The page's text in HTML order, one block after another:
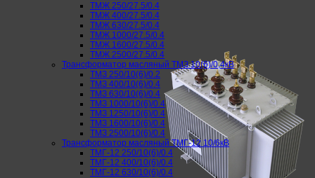
ТМЖ 250/27.5/0.4
ТМЖ 400/27.5/0.4
ТМЖ 630/27.5/0.4
ТМЖ 1000/27.5/0.4
ТМЖ 1600/27.5/0.4
ТМЖ 2500/27.5/0.4
Трансформатор масляный ТМЗ 10(6)/0,4кВ
ТМЗ 250/10(6)/0.2
ТМЗ 400/10(6)/0.4
ТМЗ 630/10(6)/0.4
ТМЗ 1000/10(6)/0.4
ТМЗ 1250/10(6)/0.4
ТМЗ 1600/10(6)/0.4
ТМЗ 2500/10(6)/0.4
Трансформатор масляный ТМГ-12 10/6кВ
ТМГ-12 250/10(6)/0.4
ТМГ-12 400/10(6)/0.4
ТМГ-12 630/10(6)/0.4